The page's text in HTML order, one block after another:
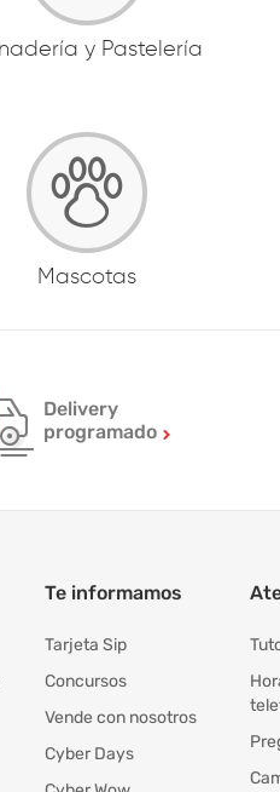
y Pastelería
Mascotas
Delivery
programado
Te informamos
Tarjeta Sip
Concursos
Vende con nosotros
Cyber Days